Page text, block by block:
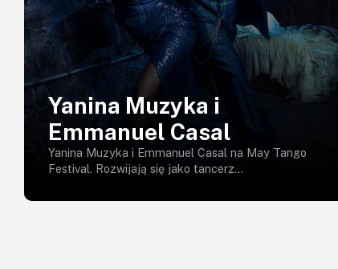
Yanina Muzyka i
Emmanuel Casal
Yanina Muzyka i Emmanuel Casal na May Tango
Festival. Rozwijają się jako tancerz...